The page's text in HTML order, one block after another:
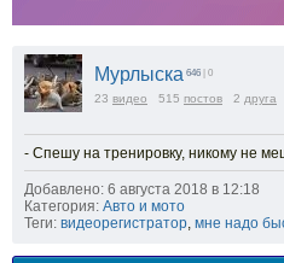
Мурлыска 646 | 0
23 видео 515 постов 2 друга
- Спешу на тренировку, никому не
Добавлено: 6 августа 2018 в 12:18
Категория: Авто и мото
Теги: видеорегистратор мне надо